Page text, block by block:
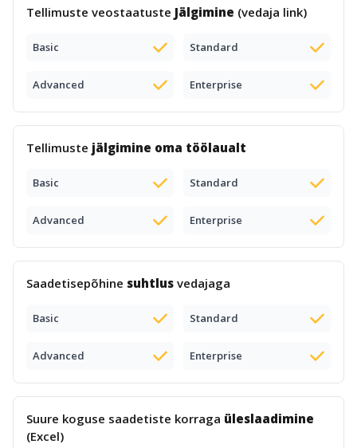
Tellimuste veostaatuste Jälgimine (vedaja link)
Basic Standard
Advanced Enterprise
Tellimuste jälgimine oma töölaualt
Basic Standard
Advanced Enterprise
Saadetisepõhine suhtlus vedajaga
Basic Standard
Advanced Enterprise
Suure koguse saadetiste korraga üleslaadimine
(Excel)